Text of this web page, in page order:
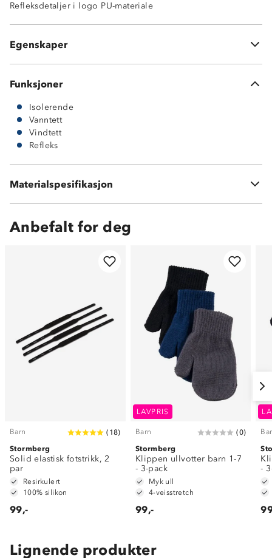
Refleksdetaljer i logo PU-materiale
Egenskaper
Elastisk
PU-materiale
Funksjoner
Isolerende
Vanntett
Vindtett
Refleks
Materialspesifikasjon
PU-materiale
Anbefalt for deg
Barn ( 18)
Stormberg
Solid elastisk fotstrikk, 2
par
Resirkulert
100% silikon
99,-
LAVPRIS
Barn (0)
Stormberg
Klippen ullvotter barn 1-7
- 3-pack
Myk ull
4-veisstretch
99,-
-
Lignende produkter